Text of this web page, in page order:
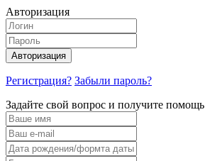
Авторизация
Авторизация
Регистрация? Забыли пароль?
Задайте свой вопрос и получите помощь